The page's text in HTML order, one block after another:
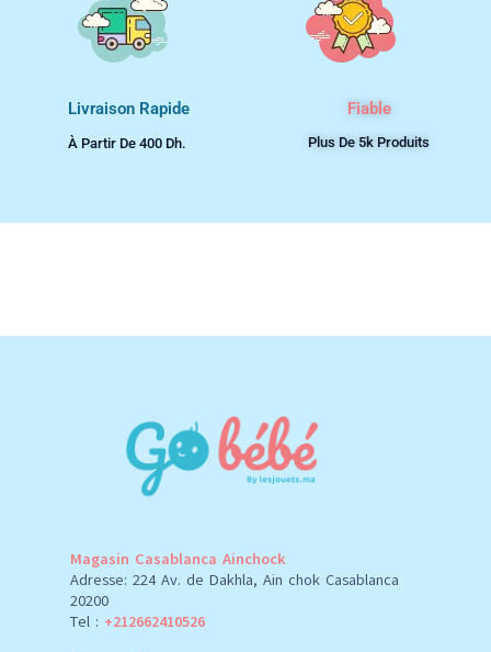
Livraison Rapide
À Partir De 400 Dh.
Fiable
Plus De 5k Produits
Magasin Casablanca Ainchock
Adresse: 224 Av. de Dakhla, Ain chok Casablanca
20200
Tel : +212662410526